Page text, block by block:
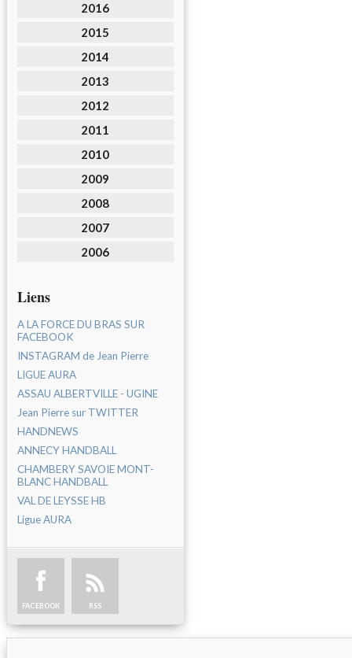
2016
2015
2014
2013
2012
2011
2010
2009
2008
2007
2006
Liens
A LA FORCE DU BRAS SUR
FACEBOOK
INSTAGRAM de Jean Pierre
LIGUE AURA
ASSAU ALBERTVILLE - UGINE
Jean Pierre sur TWITTER
HANDNEWS
ANNECY HANDBALL
CHAMBERY SAVOIE MONT-
BLANC HANDBALL
VAL DE LEYSSE HB
Ligue AURA
FACEBOOK RSS